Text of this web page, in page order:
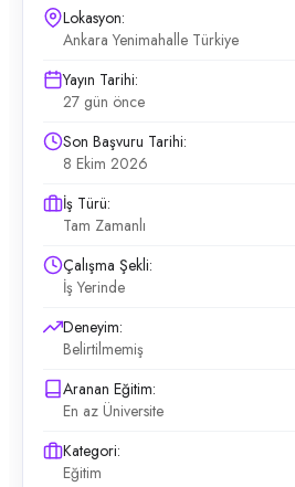
Lokasyon:
Ankara Yenimahalle Türkiye
Yayın Tarihi:
27 gün önce
Son Başvuru Tarihi:
8 Ekim 2026
İş Türü:
Tam Zamanlı
Çalışma Şekli:
İş Yerinde
Deneyim:
Belirtilmemiş
Aranan Eğitim:
En az Üniversite
Kategori:
Eğitim